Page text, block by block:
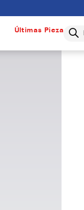
Últimas Piezas